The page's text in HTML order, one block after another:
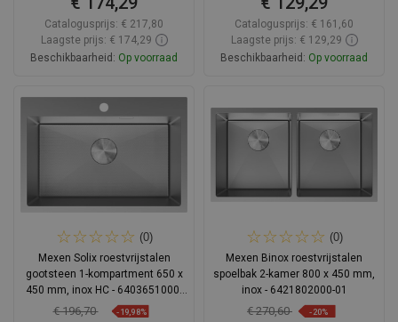
Catalogusprijs: € 217,80
Laagste prijs: € 174,29
Beschikbaarheid: Op voorraad
In winkelwagen
favorite_border Favoriet
Vergelijk
Catalogusprijs: € 161,60
Laagste prijs: € 129,29
Beschikbaarheid: Op voorraad
favorite_border Favoriet
Vergelijk
(0)
Mexen Solix roestvrijstalen
gootsteen 1-kompartment 650 x
450 mm, inox HC - 6403651000-
01HC
€ 196,70 -19,98%
(0)
Mexen Binox roestvrijstalen
spoelbak 2-kamer 800 x 450 mm,
inox - 6421802000-01
€ 270,60 -20%